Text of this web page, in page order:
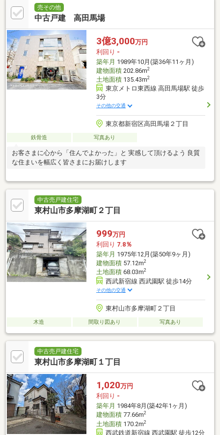
売その他
中古戸建 高田馬場
3億3,000万円
利回り -
築年月 1989年10月(築36年11ヶ月)
建物面積202.86m2
土地面積135.43m2
東京メトロ東西線 高田馬場駅 徒歩
3分
その他の交通
東京都新宿区高田馬場２丁目
鉄骨造 写真あり
お客さまに心から「住んでよかった」と 実感して頂けるよう 良質
な住まいを幅広く皆さまにお届けします
中古売戸建住宅
東村山市多摩湖町２丁目
999万円
利回り 7.8％
築年月 1975年12月(築50年9ヶ月)
建物面積57.12m2
土地面積68.03m2
西武新宿線 西武園駅 徒歩14分
その他の交通
東村山市多摩湖町２丁目
木造 間取り図あり 写真あり
中古売戸建住宅
東村山市多摩湖町１丁目
1,020万円
利回り -
築年月 1984年8月(築42年1ヶ月)
建物面積77.66m2
土地面積170.2m2
西武鉄道新宿線 西武園駅 徒歩12分